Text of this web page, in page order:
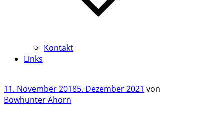
Kontakt
Links
Veröffentlicht
am
11. November 20185. Dezember 2021 von
Bowhunter Ahorn